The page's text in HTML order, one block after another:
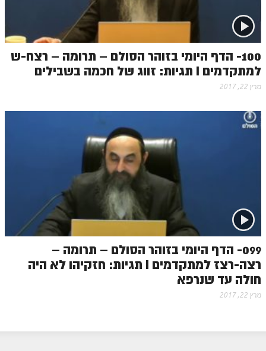
100- הדף היומי בזוהר הסולם – תרומה – רצח-ש
למתקדמים I תגיות: זווג של חכמה בשבילים
מרץ 22, 2017
099- הדף היומי בזוהר הסולם – תרומה –
רצה-רצז למתקדמים I תגיות: חזקיהו לא היה
חולה עד שנרפא
מרץ 22, 2017